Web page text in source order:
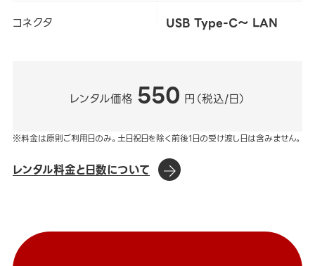
コネクタ USB Type-C～ LAN
レンタル価格 550 円（税込/日）
※料金は原則ご利用日のみ。土日祝日を除く前後1日の受け渡し日は含みません。
レンタル料金と日数について